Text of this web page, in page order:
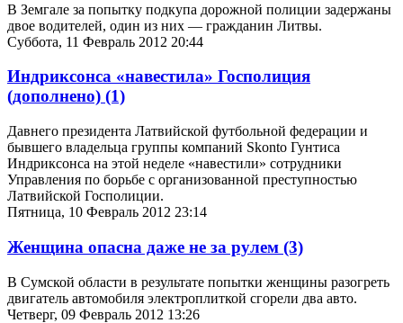
В Земгале за попытку подкупа дорожной полиции задержаны
двое водителей, один из них — гражданин Литвы.
Суббота, 11 Февраль 2012 20:44
Индриксонca «навестила» Госполиция
(дополнено) (1)
Давнего президента Латвийской футбольной федерации и
бывшего владельца группы компаний Skonto Гунтиса
Индриксонса на этой неделе «навестили» сотрудники
Управления по борьбе с организованной преступностью
Латвийской Госполиции.
Пятница, 10 Февраль 2012 23:14
Женщина опасна даже не за рулем (3)
В Сумской области в результате попытки женщины разогреть
двигатель автомобиля электроплиткой сгорели два авто.
Четверг, 09 Февраль 2012 13:26